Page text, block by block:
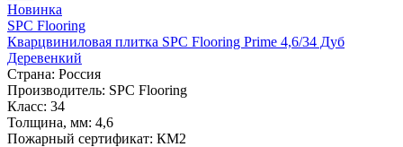
Новинка
SPC Flooring
Кварцвиниловая плитка SPC Flooring Prime 4,6/34 Дуб
Деревенкий
Страна: Россия
Производитель: SPC Flooring
Класс: 34
Толщина, мм: 4,6
Пожарный сертификат: КМ2